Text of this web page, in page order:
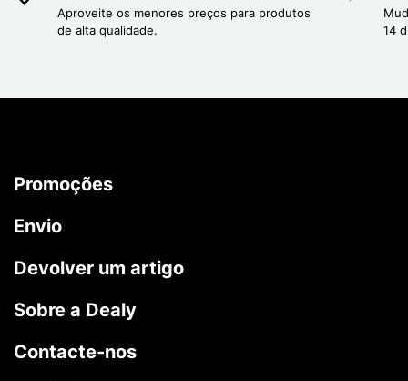
Aproveite os menores preços para produtos
de alta qualidade.
14
Promoções
Envio
Devolver um artigo
Sobre a Dealy
Contacte-nos